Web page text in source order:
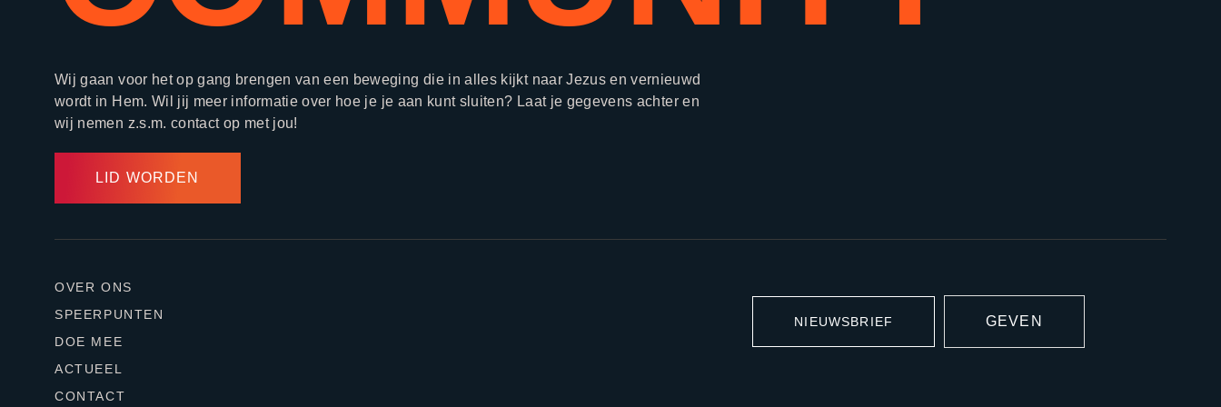
Wij gaan voor het op gang brengen van een beweging die in alles kijkt naar Jezus en vernieuwd
wordt in Hem. Wil jij meer informatie over hoe je je aan kunt sluiten? Laat je gegevens achter en
wij nemen z.s.m. contact op met jou!
LID WORDEN
OVER ONS
SPEERPUNTEN
DOE MEE
ACTUEEL
CONTACT
NIEUWSBRIEF GEVEN